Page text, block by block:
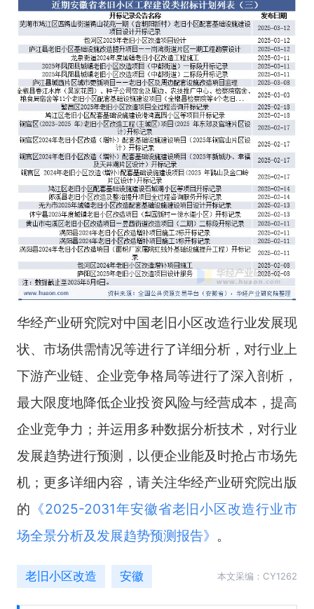
华经产业研究院对中国老旧小区改造行业发展现
状、市场供需情况等进行了详细分析，对行业上
下游产业链、企业竞争格局等进行了深入剖析，
最大限度地降低企业投资风险与经营成本，提高
企业竞争力；并运用多种数据分析技术，对行业
发展趋势进行预测，以便企业能及时抢占市场先
机；更多详细内容，请关注华经产业研究院出版
的 《2025-2031年安徽省老旧小区改造行业市
场全景分析及发展趋势预测报告》 。
老旧小区改造 安徽 本文采编：CY1262